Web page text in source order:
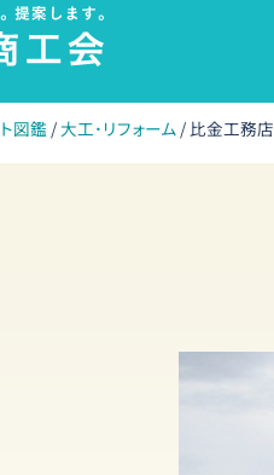
図鑑 / 大工･リフォーム /比金工務店